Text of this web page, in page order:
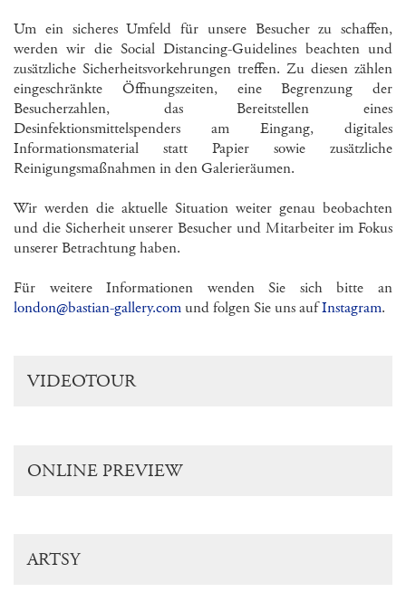
Um ein sicheres Umfeld für unsere Besucher zu schaffen,
werden wir die Social Distancing-Guidelines beachten und
zusätzliche Sicherheitsvorkehrungen treffen. Zu diesen zählen
eingeschränkte Öffnungszeiten, eine Begrenzung der
Besucherzahlen, das Bereitstellen eines
Desinfektionsmittelspenders am Eingang, digitales
Informationsmaterial statt Papier sowie zusätzliche
Reinigungsmaßnahmen in den Galerieräumen.
Wir werden die aktuelle Situation weiter genau beobachten
und die Sicherheit unserer Besucher und Mitarbeiter im Fokus
unserer Betrachtung haben.
Für weitere Informationen wenden Sie sich bitte an
london@bastian-gallery.comund folgen Sie uns aufInstagram.
VIDEOTOUR
ONLINE PREVIEW
ARTSY